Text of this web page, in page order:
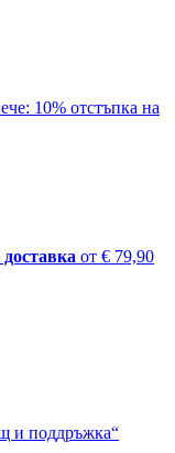
10% отстъпка на
от € 79,90
и поддръжка“